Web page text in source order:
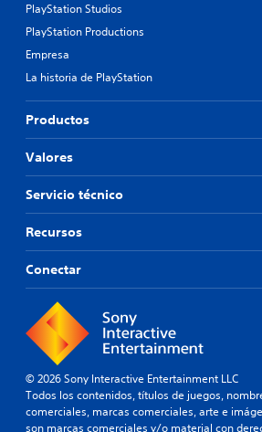
PlayStation Studios
PlayStation Productions
Empresa
La historia de PlayStation
Productos
Valores
Servicio técnico
Recursos
Conectar
© 2026 Sony Interactive Entertainment LLC
Todos los contenidos, títulos de juegos,
comerciales, marcas comerciales, arte e
son marcas comerciales y/o material con